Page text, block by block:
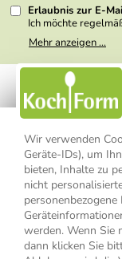
Wir verwenden
Geräte-IDs), um
bieten, Inhalte zu
nicht
werden. Wenn Sie
dann klicken Sie
Erlaubnis zur E-
Ich möchte
Meine E-Mail-
weitergegeben. Zu
nicht erkennbar,
Einwilligung zur
kann ich jederzeit
den Link
Option Newsletter
Mehr anzeigen ...
Impressum